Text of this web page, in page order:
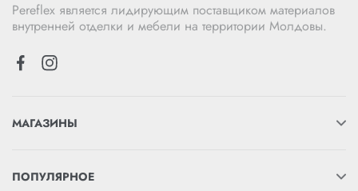
Pereflex является лидирующим поставщиком материалов
внутренней отделки и мебели на территории Молдовы.
МАГАЗИНЫ
ПОПУЛЯРНОЕ